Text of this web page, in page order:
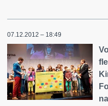
07.12.2012 – 18:49